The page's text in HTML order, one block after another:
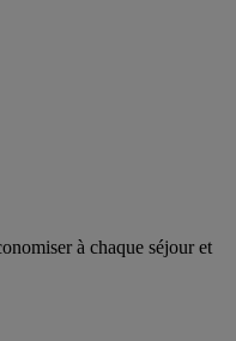
à chaque séjour et